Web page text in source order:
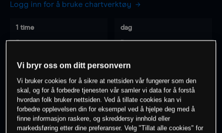
Logg inn for å bruke chartverktøy
1 time
-
dag
-
7 dager
-
30 dager
-
0% av kunder erpå dette instrumentet
Vi bryr oss om ditt personvern
Vi bruker cookies for å sikre at nettsiden vår fungerer som den
skal, og for å forbedre tjenesten vår samler vi data for å forstå
hvordan folk bruker nettsiden. Ved å tillate cookies kan vi
forbedre opplevelsen din for eksempel ved å hjelpe deg med å
finne informasjon raskere, og skreddersy innhold eller
markedsføring etter dine preferanser. Velg "Tillat alle cookies" for